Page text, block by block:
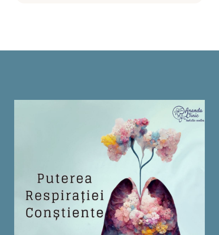
adevărat mulțumitoare pentru noi ca terapeuți.